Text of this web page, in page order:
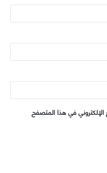
في هذا المتصفح